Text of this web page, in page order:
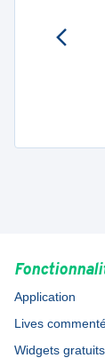
Application
Lives
Widgets gratuits